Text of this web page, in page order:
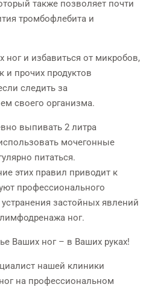
также позволяет почти
тромбофлебита и
ног и избавиться от микробов,
и прочих продуктов
следить за
своего организма.
выпивать 2 литра
мочегонные
питаться.
этих правил приводит к
профессионального
застойных явлений
ног.
Ваших ног – в Ваших руках!
нашей клиники
на профессиональном